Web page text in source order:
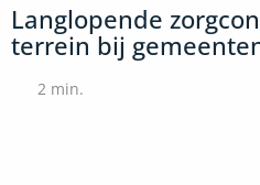
Langlopende
terrein bij
2 min.